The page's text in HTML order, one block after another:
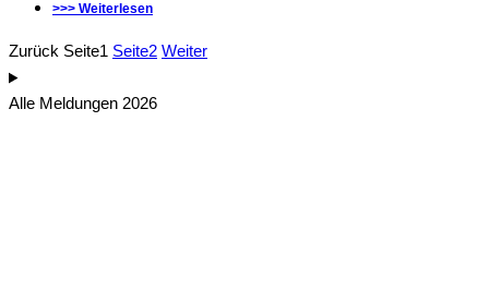
>>> Weiterlesen
Zurück Seite1 Seite2 Weiter
Alle Meldungen 2026